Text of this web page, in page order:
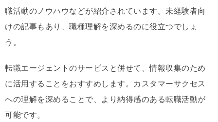
職活動のノウハウなどが紹介されています。未経験者向
けの記事もあり、職種理解を深めるのに役立つでしょ
う。
転職エージェントのサービスと併せて、情報収集のため
に活用することをおすすめします。カスタマーサクセス
への理解を深めることで、より納得感のある転職活動が
可能です。